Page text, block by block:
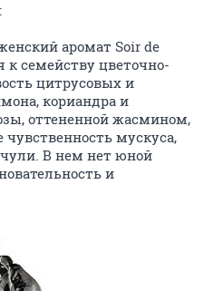
аромат Soir de
к семейству цветочно-
цитрусовых и
кориандра и
оттененной жасмином,
мускуса,
В нем нет юной
и